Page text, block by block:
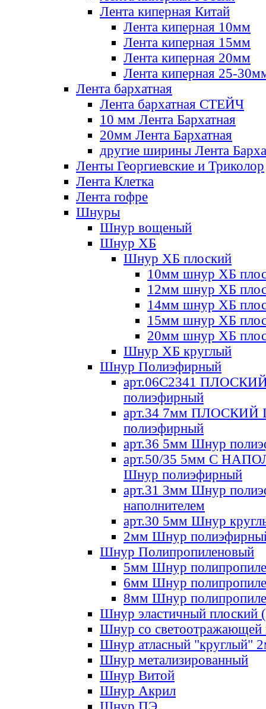
Лента киперная Китай
Лента киперная 10мм
Лента киперная 15мм
Лента киперная 20мм
Лента киперная 25-
Лента бархатная
Лента бархатная СТЕЙЧ
10 мм Лента Бархатная
20мм Лента Бархатная
другие ширины Лента
Ленты Георгиевские и Триколор
Лента Клетка
Лента гофре
Шнуры
Шнур вощеный
Шнур ХБ
Шнур ХБ плоский
10мм шнур ХБ
12мм шнур ХБ
14мм шнур ХБ
15мм шнур ХБ
20мм шнур ХБ
Шнур ХБ круглый
Шнур Полиэфирный
арт.06С2341
полиэфирный
арт.34 7мм ПЛОСКИЙ
полиэфирный
арт.36 5мм Шнур
арт.50/35 5мм С
Шнур полиэфирный
арт.31 3мм Шнур
наполнителем
арт.30 5мм Шнур
2мм Шнур
Шнур Полипропиленовый
5мм Шнур
6мм Шнур
8мм Шнур
Шнур эластичный плоский
Шнур со светоотражающей
Шнур атласный "круглый"
Шнур метализированный
Шнур Витой
Шнур Акрил